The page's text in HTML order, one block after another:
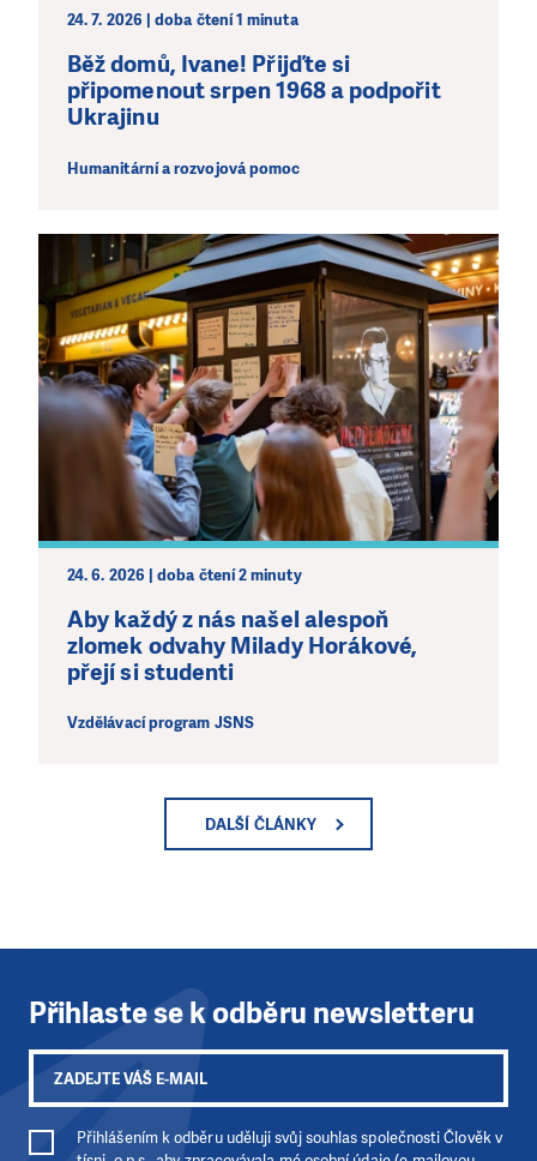
24. 7. 2026 | doba čtení 1 minuta
Běž domů, Ivane! Přijďte si
připomenout srpen 1968 a podpořit
Ukrajinu
Humanitární a rozvojová pomoc
24. 6. 2026 | doba čtení 2 minuty
Aby každý z nás našel alespoň
zlomek odvahy Milady Horákové,
přejí si studenti
Vzdělávací program JSNS
DALŠÍ ČLÁNKY
Přihlaste se k odběru newsletteru
Přihlášením k odběru uděluji svůj souhlas společnosti Člověk v